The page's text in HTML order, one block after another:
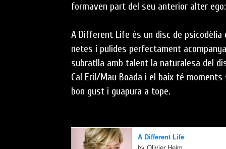
formaven part del seu anterior alter
A Different Life és un disc de
netes i pulides perfectament
subratlla amb talent la naturalesa del
Cal Eril/Mau Boada i el baix té
bon gust i guapura a tope.